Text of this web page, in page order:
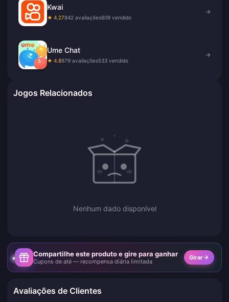
Kwai
★ 4.27842 avaliações609 vendido
→
Ume Chat
★ 4.8879 avaliações533 vendido
→
Jogos Relacionados
Nenhum dado disponível
Compartilhe este produto e gire para ganhar
Cupons de até — recompensa diária limitada
Girar
Avaliações de Clientes